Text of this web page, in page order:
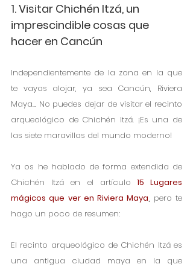
1. Visitar Chichén Itzá, un
imprescindible cosas que
hacer en Cancún
Independientemente de la zona en la que
te vayas alojar, ya sea Cancún, Riviera
Maya... No puedes dejar de visitar el recinto
arqueológico de Chichén Itzá. ¡Es una de
las siete maravillas del mundo moderno!
Ya os he hablado de forma extendida de
Chichén Itzá en el artículo 15 Lugares
mágicos que ver en Riviera Maya pero te
hago un poco de resumen:
El recinto arqueológico de Chichén Itzá es
una antigua ciudad maya en la que